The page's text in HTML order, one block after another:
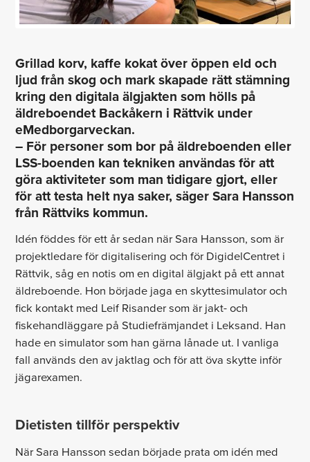
Grillad korv, kaffe kokat över öppen eld och
ljud från skog och mark skapade rätt stämning
kring den digitala älgjakten som hölls på
äldreboendet Backåkern i Rättvik under
eMedborgarveckan.
– För personer som bor på äldreboenden eller
LSS-boenden kan tekniken användas för att
göra aktiviteter som man tidigare gjort, eller
för att testa helt nya saker, säger Sara Hansson
från Rättviks kommun.
Idén föddes för ett år sedan när Sara Hansson, som är
projektledare för digitalisering och för DigidelCentret i
Rättvik, såg en notis om en digital älgjakt på ett annat
äldreboende. Hon började jaga en skyttesimulator och
fick kontakt med Leif Risander som är jakt- och
fiskehandläggare på Studiefrämjandet i Leksand. Han
hade en simulator som han gärna lånade ut. I vanliga
fall används den av jaktlag och för att öva skytte inför
jägarexamen.
Dietisten tillför perspektiv
När Sara Hansson sedan började prata om idén med